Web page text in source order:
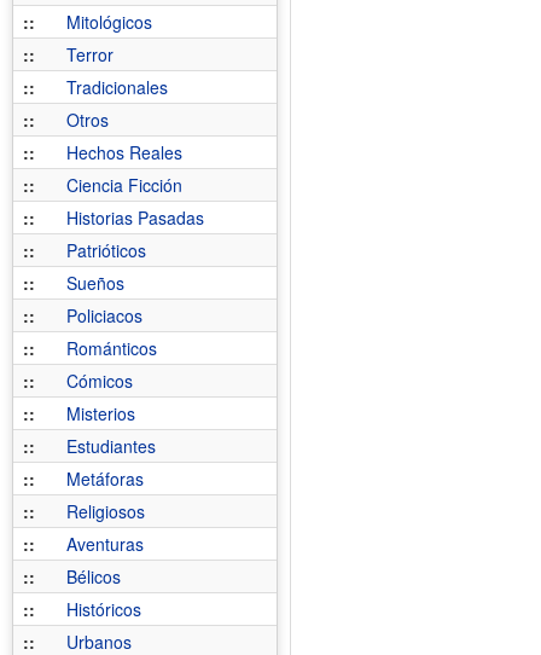
::
Mitológicos
::
Terror
::
Tradicionales
::
Otros
::
Hechos Reales
::
Ciencia Ficción
::
Historias Pasadas
::
Patrióticos
::
Sueños
::
Policiacos
::
Románticos
::
Cómicos
::
Misterios
::
Estudiantes
::
Metáforas
::
Religiosos
::
Aventuras
::
Bélicos
::
Históricos
::
Urbanos